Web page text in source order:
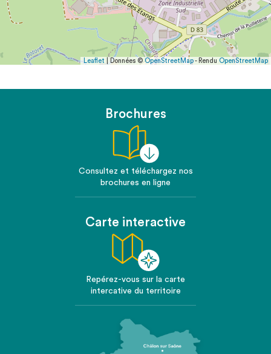
Leaflet | Données ©OpenStreetMap- Rendu OpenStreetMap
Brochures
Consultez et téléchargez nos
brochures en ligne
Carte interactive
Repérez-vous sur la carte
intercative du territoire